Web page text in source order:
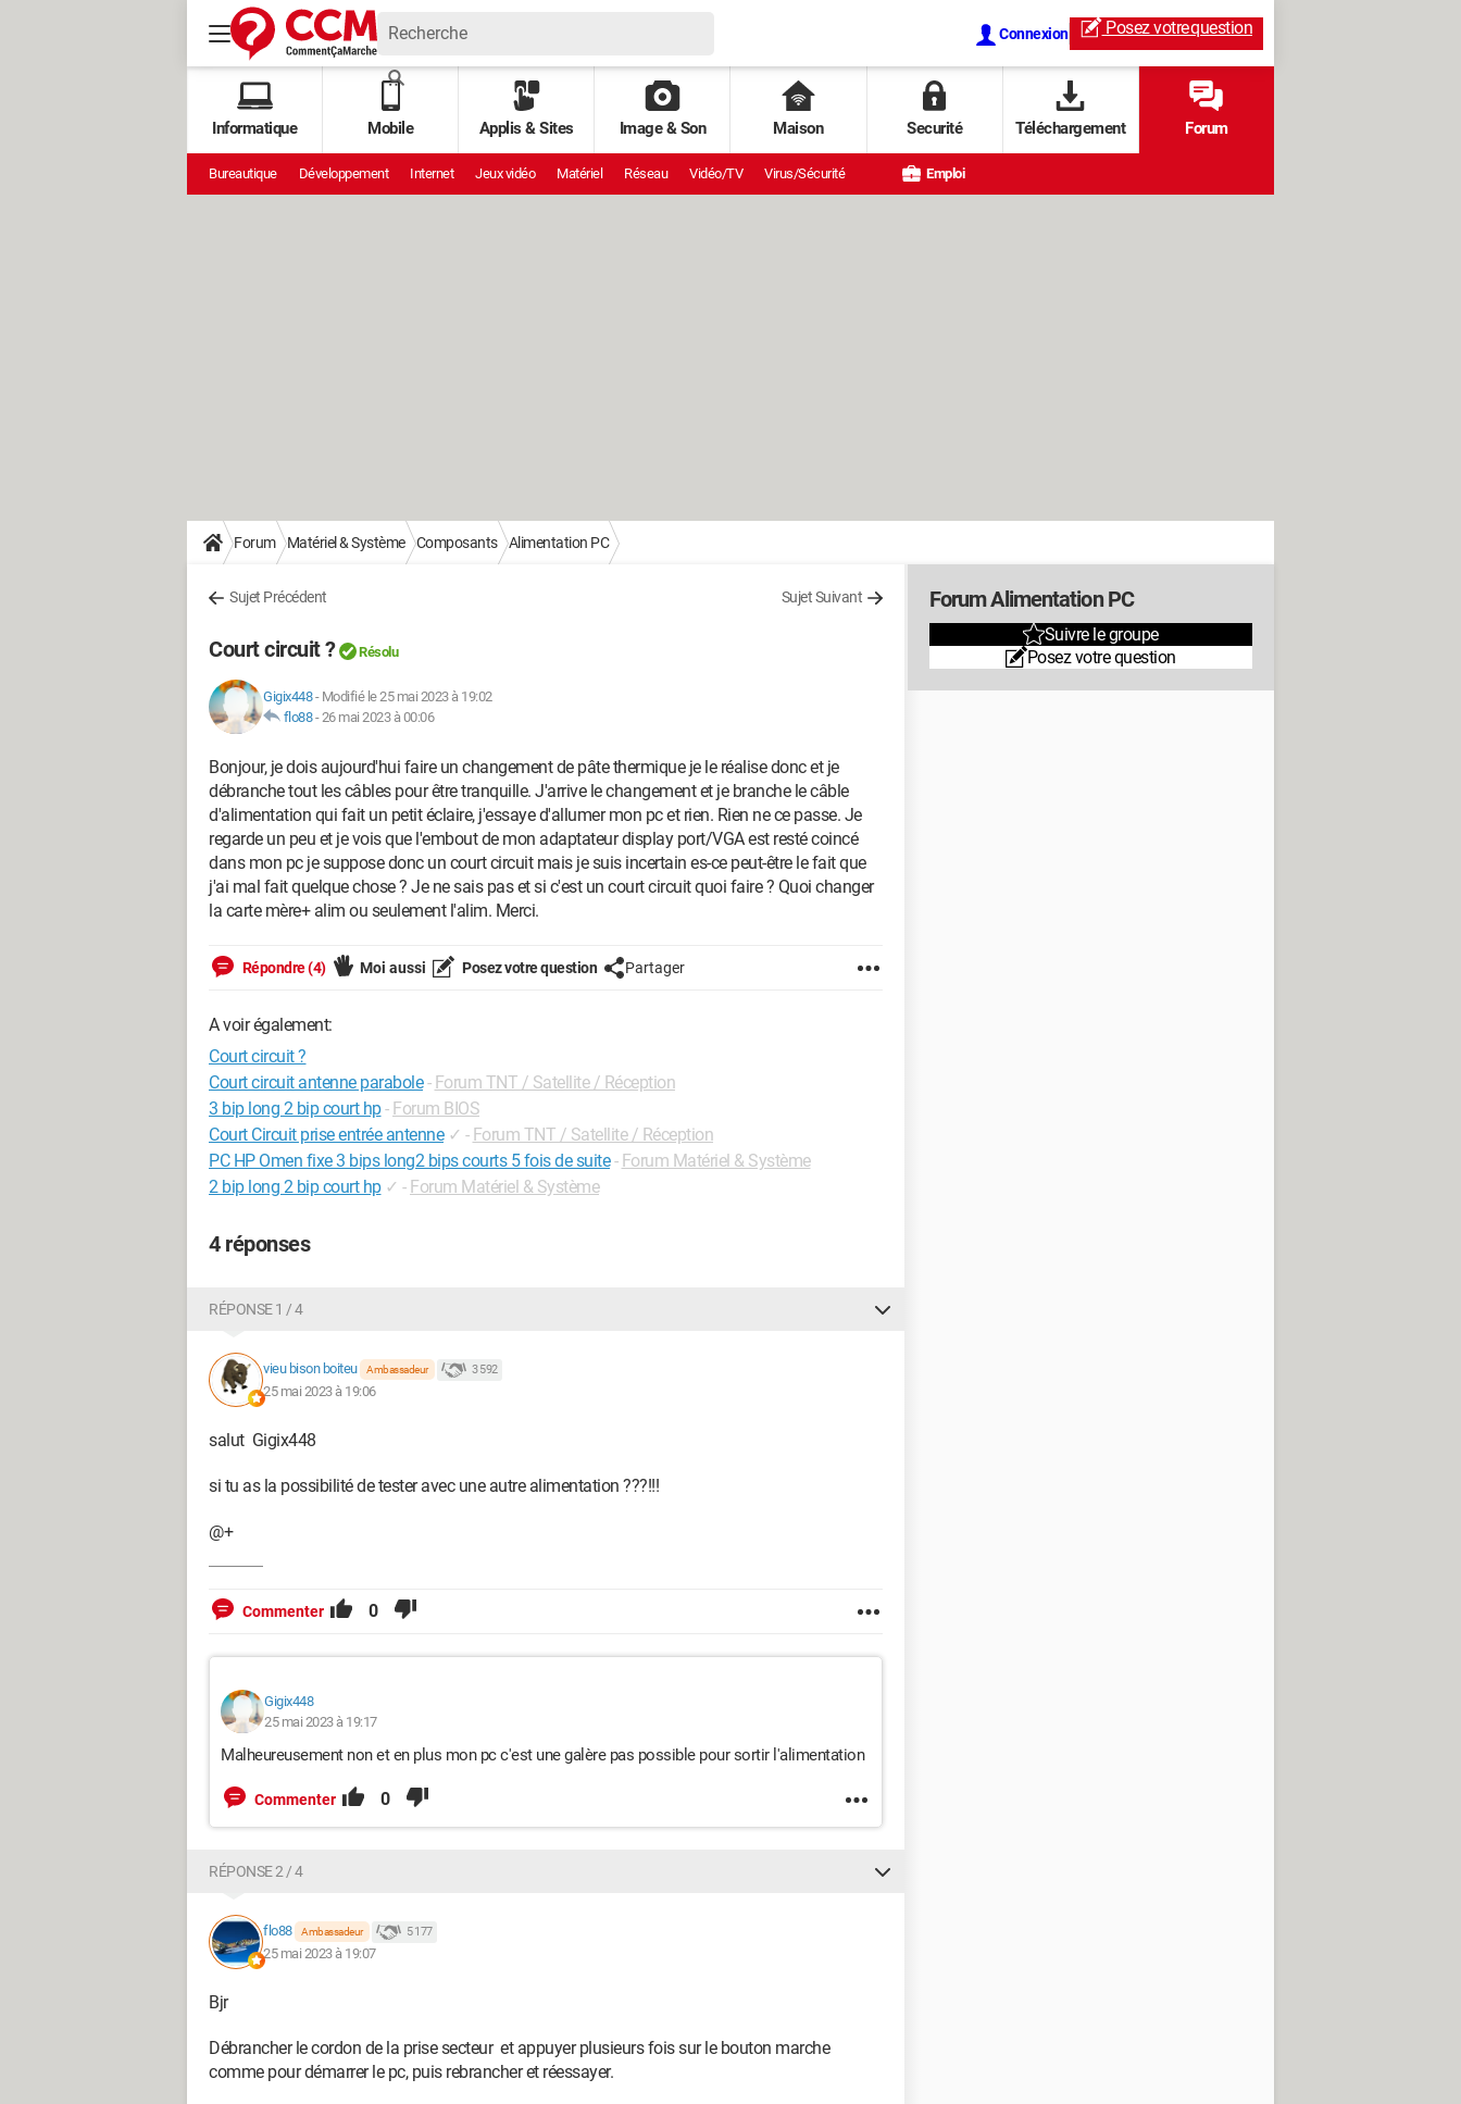
Connexion Posez votrequestion
Informatique Mobile Applis & Sites Image & Son Maison Securité Téléchargement Forum
Bureautique Développement Internet Jeux vidéo Matériel Réseau Vidéo/TV Virus/Sécurité Emploi
Forum Matériel & Système Composants Alimentation PC
Sujet Précédent Sujet Suivant
Court circuit ? Résolu
Gigix448- Modifié le 25 mai 2023 à 19:02
flo88-26 mai 2023 à 00:06
Bonjour, je dois aujourd'hui faire un changement de pâte thermique je le réalise donc et je
débranche tout les câbles pour être tranquille. J'arrive le changement et je branche le câble
d'alimentation qui fait un petit éclaire, j'essaye d'allumer mon pc et rien. Rien ne ce passe. Je
regarde un peu et je vois que l'embout de mon adaptateur display port/VGA est resté coincé
dans mon pc je suppose donc un court circuit mais je suis incertain es-ce peut-être le fait que
j'ai mal fait quelque chose ? Je ne sais pas et si c'est un court circuit quoi faire ? Quoi changer
la carte mère+ alim ou seulement l'alim. Merci.
Répondre (4) Moi aussi Posez votre question Partager
A voir également:
Court circuit ?
Court circuit antenne parabole - Forum TNT / Satellite / Réception
3 bip long 2 bip court hp- Forum BIOS
Court Circuit prise entrée antenne ✓ - Forum TNT / Satellite / Réception
PC HP Omen fixe 3 bips long2 bips courts 5 fois de suite - Forum Matériel & Système
2 bip long 2 bip court hp ✓ - Forum Matériel & Système
4 réponses
RÉPONSE 1 / 4
vieu bison boiteu Ambassadeur 3 592
25 mai 2023 à 19:06
salut Gigix448
si tu as la possibilité de tester avec une autre alimentation ???!!!
@+
Commenter 0
Gigix448
25 mai 2023 à 19:17
Malheureusement non et en plus mon pc c'est une galère pas possible pour sortir l'alimentation
Commenter 0
RÉPONSE 2 / 4
flo88 Ambassadeur 5 177
25 mai 2023 à 19:07
Bjr
Débrancher le cordon de la prise secteur et appuyer plusieurs fois sur le bouton marche
comme pour démarrer le pc, puis rebrancher et réessayer.
Forum Alimentation PC
Suivre le groupe
Posez votre question